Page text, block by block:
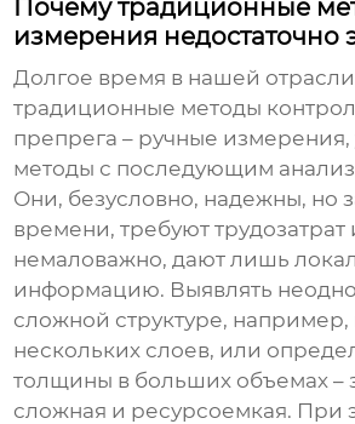
Почему традиционные
измерения недостаточно
Долгое время в нашей
традиционные методы
препрега – ручные измерения,
методы с последующим
Они, безусловно, надежны, но
времени, требуют трудозатрат
немаловажно, дают лишь
информацию. Выявлять
сложной структуре,
нескольких слоев, или
толщины в больших объемах –
сложная и ресурсоемкая. При